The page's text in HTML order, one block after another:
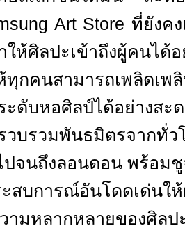
Art Store ที่ยังค
ให้ศิลปะเข้าถึงผู้คน
ทุกคนสามารถเพลิดเพ
ะดับหอศิลป์ได้อย่างสะ
วบรวมพันธมิตรจาก
ปจนถึงลอนดอน พร้อม
สบการณ์อันโดดเด่นใ
ามหลากหลายของศิล